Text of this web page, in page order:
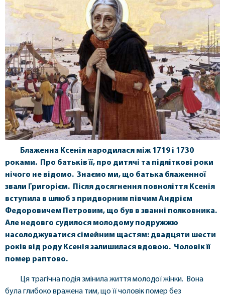
Блаженна Ксенія народилася між 1719 і 1730
роками. Про батьків її, про дитячі та підліткові роки
нічого не відомо. Знаємо ми, що батька блаженної
звали Григорієм. Після досягнення повноліття Ксенія
вступила в шлюб з придворним півчим Андрієм
Федоровичем Петровим, що був в званні полковника.
Але недовго судилося молодому подружжю
насолоджуватися сімейним щастям: двадцяти шести
років від роду Ксенія залишилася вдовою. Чоловік її
помер раптово.
Ця трагічна подія змінила життя молодої жінки. Вона
була глибоко вражена тим, що її чоловік помер без